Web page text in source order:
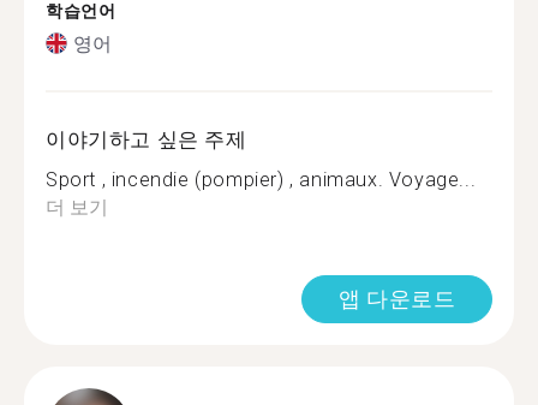
학습언어
영어
이야기하고 싶은 주제
Sport , incendie (pompier) , animaux. Voyage...
더 보기
앱 다운로드